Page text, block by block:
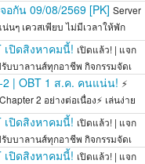
อกัน 09/08/2569 [PK] Server
นๆ เควสเพียบ ไม่มีเวลาให้พัก
ปิดสิงหาคมนี้! เปิดแล้ว! | แจก
บบาลานส์ทุกอาชีพ กิจกรรมจัดเ
2 | OBT 1 ส.ค. คนแน่น! ⚡
2 อย่างต่อเนื่อง⚡ เล่นง่าย
ปิดสิงหาคมนี้! เปิดแล้ว! | แจก
บบาลานส์ทุกอาชีพ กิจกรรมจัดเ
ปิดสิงหาคมนี้! เปิดแล้ว! | แจก